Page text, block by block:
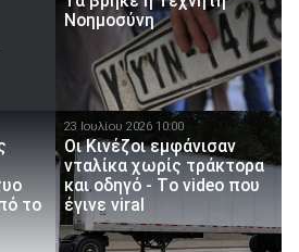
Νοημοσύνη
το
23 Ιουλίου 2026 10:00
Οι Κινέζοι εμφάνισαν
νταλίκα χωρίς τράκτορα
και οδηγό - Τo video που
έγινε viral